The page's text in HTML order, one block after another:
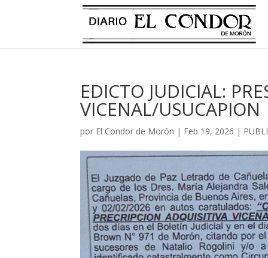
EDICTO JUDICIAL:
VICENAL/USUCAPION
por El Condor de Morón | Feb 19, 2026 |